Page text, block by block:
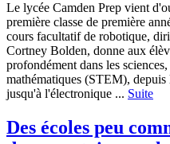
Le lycée Camden Prep vient
première classe de première
cours facultatif de robotique,
Cortney Bolden, donne aux
profondément dans les
mathématiques (STEM),
jusqu'à l'électronique ... Suite
Des écoles peu